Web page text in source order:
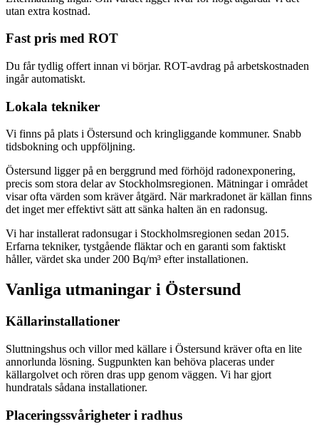
utan extra kostnad.
Fast pris med ROT
Du får tydlig offert innan vi börjar. ROT-avdrag på arbetskostnaden
ingår automatiskt.
Lokala tekniker
Vi finns på plats i Östersund och kringliggande kommuner. Snabb
tidsbokning och uppföljning.
Östersund ligger på en berggrund med förhöjd radonexponering,
precis som stora delar av Stockholmsregionen. Mätningar i området
visar ofta värden som kräver åtgärd. När markradonet är källan finns
det inget mer effektivt sätt att sänka halten än en radonsug.
Vi har installerat radonsugar i Stockholmsregionen sedan 2015.
Erfarna tekniker, tystgående fläktar och en garanti som faktiskt
håller, värdet ska under 200 Bq/m³ efter installationen.
Vanliga utmaningar i Östersund
Källarinstallationer
Sluttningshus och villor med källare i Östersund kräver ofta en lite
annorlunda lösning. Sugpunkten kan behöva placeras under
källargolvet och rören dras upp genom väggen. Vi har gjort
hundratals sådana installationer.
Placeringssvårigheter i radhus